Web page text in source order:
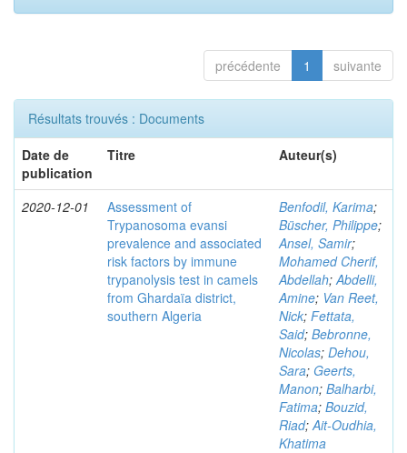
précédente 1 suivante
Résultats trouvés : Documents
Date de
publication
Titre Auteur(s)
2020-12-01
Assessment of
Trypanosoma evansi
prevalence and associated
risk factors by immune
trypanolysis test in camels
from Ghardaïa district,
southern Algeria
Benfodil, Karima;
Büscher, Philippe;
Ansel, Samir;
Mohamed Cherif,
Abdellah;Abdelli,
Amine; Van Reet,
Nick; Fettata,
Said; Bebronne,
Nicolas; Dehou,
Sara; Geerts,
Manon; Balharbi,
Fatima; Bouzid,
Riad;Ait-Oudhia,
Khatima